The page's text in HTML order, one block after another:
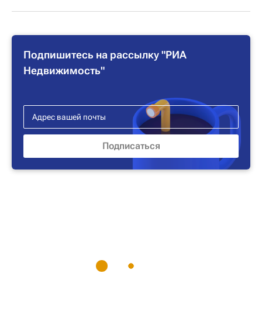
Подпишитесь на рассылку "РИА
Недвижимость"